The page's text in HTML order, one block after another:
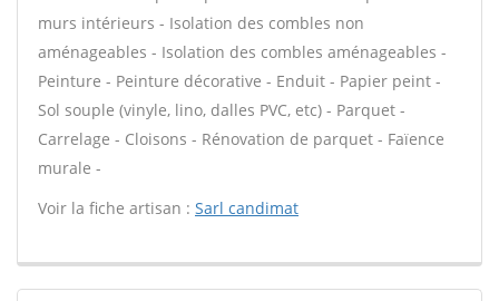
murs intérieurs - Isolation des combles non
aménageables - Isolation des combles aménageables -
Peinture - Peinture décorative - Enduit - Papier peint -
Sol souple (vinyle, lino, dalles PVC, etc) - Parquet -
Carrelage - Cloisons - Rénovation de parquet - Faïence
murale -
Voir la fiche artisan : Sarl candimat